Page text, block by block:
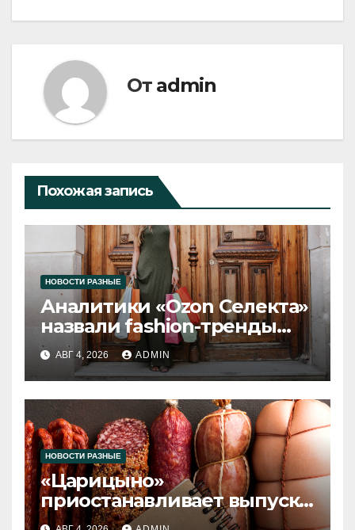
От admin
Похожая запись
НОВОСТИ РАЗНЫЕ
Аналитики «Ozon Селекта»
назвали fashion-тренды
2026 года
АВГ 4, 2026 ADMIN
НОВОСТИ РАЗНЫЕ
«Царицыно»
приостанавливает выпуск
продукции